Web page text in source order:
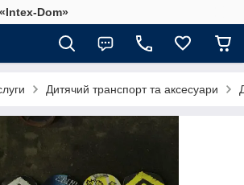
Dom»
Дитячий транспорт та аксесуари